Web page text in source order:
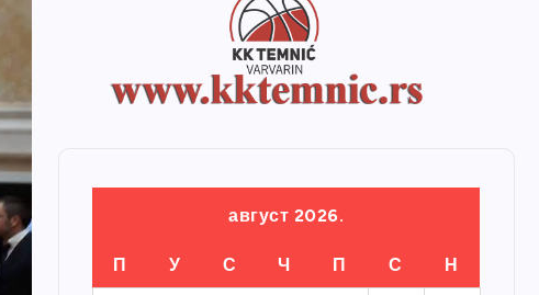
август 2026.
П У С Ч П С Н